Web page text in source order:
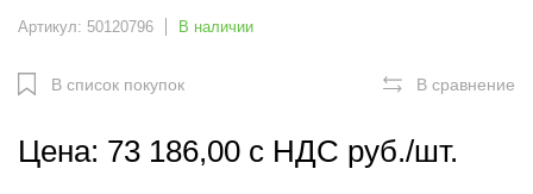
Артикул: 50120796 В наличии
В список покупок В сравнение
Цена: 73 186,00 с НДС руб./шт.